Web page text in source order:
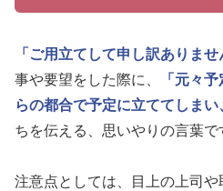
「ご用立てして申し訳ありませ
事や要望をした際に、
「元々
らの都合で予定に立ててしまい
ちを伝える、思いやりの言葉で
注意点としては、目上の上司